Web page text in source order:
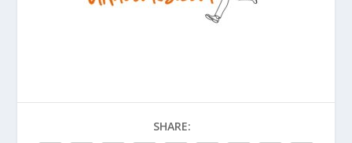
SHARE: